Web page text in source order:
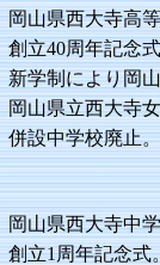
岡山県西大寺高
創立40周年記念
新学制により岡
岡山県立西大寺
併設中学校廃止。
岡山県西大寺中
創立1周年記念式